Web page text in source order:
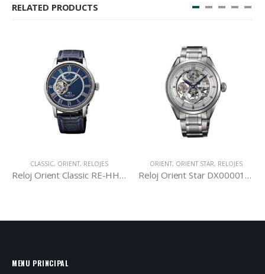
RELATED PRODUCTS
CLASSIC, ORIENT, RELOJES
Reloj Orient Classic RE-HH0002L
ORIENT, ORIENT STAR, RELOJES
Reloj Orient Star DX00001W
MENU PRINCIPAL